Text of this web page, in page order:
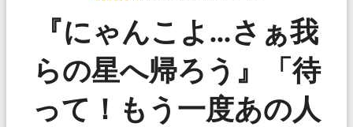
『にゃんこよ…さぁ我
らの星へ帰ろう』「待
って！もう一度あの人